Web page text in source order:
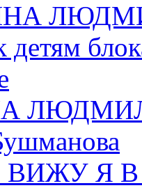
детям
ВИЖУ Я